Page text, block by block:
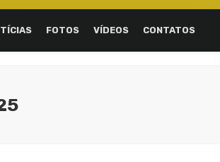
FOTOS VÍDEOS CONTATOS